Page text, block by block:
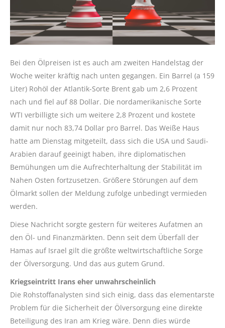
Bei den Ölpreisen ist es auch am zweiten Handelstag der
Woche weiter kräftig nach unten gegangen. Ein Barrel (a 159
Liter) Rohöl der Atlantik-Sorte Brent gab um 2,6 Prozent
nach und fiel auf 88 Dollar. Die nordamerikanische Sorte
WTI verbilligte sich um weitere 2,8 Prozent und kostete
damit nur noch 83,74 Dollar pro Barrel. Das Weiße Haus
hatte am Dienstag mitgeteilt, dass sich die USA und Saudi-
Arabien darauf geeinigt haben, ihre diplomatischen
Bemühungen um die Aufrechterhaltung der Stabilität im
Nahen Osten fortzusetzen. Größere Störungen auf dem
Ölmarkt sollen der Meldung zufolge unbedingt vermieden
werden.
Diese Nachricht sorgte gestern für weiteres Aufatmen an
den Öl- und Finanzmärkten. Denn seit dem Überfall der
Hamas auf Israel gilt die größte weltwirtschaftliche Sorge
der Ölversorgung. Und das aus gutem Grund.
Kriegseintritt Irans eher unwahrscheinlich
Die Rohstoffanalysten sind sich einig, dass das elementarste
Problem für die Sicherheit der Ölversorgung eine direkte
Beteiligung des Iran am Krieg wäre. Denn dies würde